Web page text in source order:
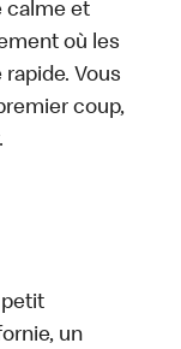
calme et
où les
Vous
coup,
petit
un